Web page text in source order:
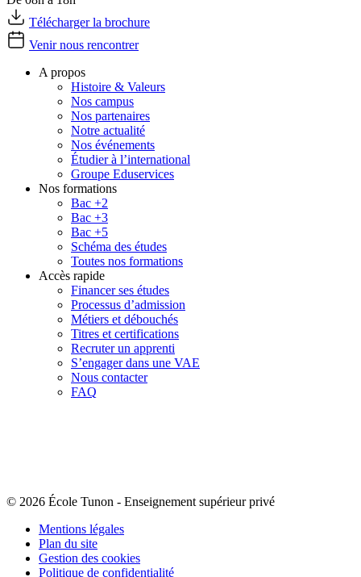
Télécharger la brochure
Venir nous rencontrer
A propos
Histoire & Valeurs
Nos campus
Nos partenaires
Notre actualité
Nos événements
Étudier à l’international
Groupe Eduservices
Nos formations
Bac +2
Bac +3
Bac +5
Schéma des études
Toutes nos formations
Accès rapide
Financer ses études
Processus d’admission
Métiers et débouchés
Titres et certifications
Recruter un apprenti
S’engager dans une VAE
Nous contacter
FAQ
© 2026 École Tunon - Enseignement supérieur privé
Mentions légales
Plan du site
Gestion des cookies
Politique de confidentialité